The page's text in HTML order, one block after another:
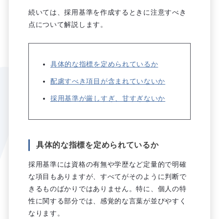
続いては、採用基準を作成するときに注意すべき
点について解説します。
具体的な指標を定められているか
配慮すべき項目が含まれていないか
採用基準が厳しすぎ、甘すぎないか
具体的な指標を定められているか
採用基準には資格の有無や学歴など定量的で明確
な項目もありますが、すべてがそのように判断で
きるものばかりではありません。特に、個人の特
性に関する部分では、感覚的な言葉が並びやすく
なります。